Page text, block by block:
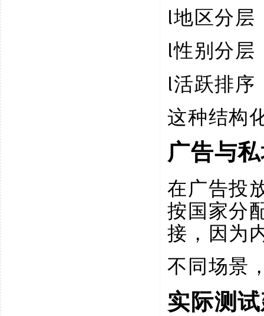
l地区分层
l性别分层
l活跃排序
这种结构
广告与
在广告投
按国家分
接，因为
不同场景
实际测